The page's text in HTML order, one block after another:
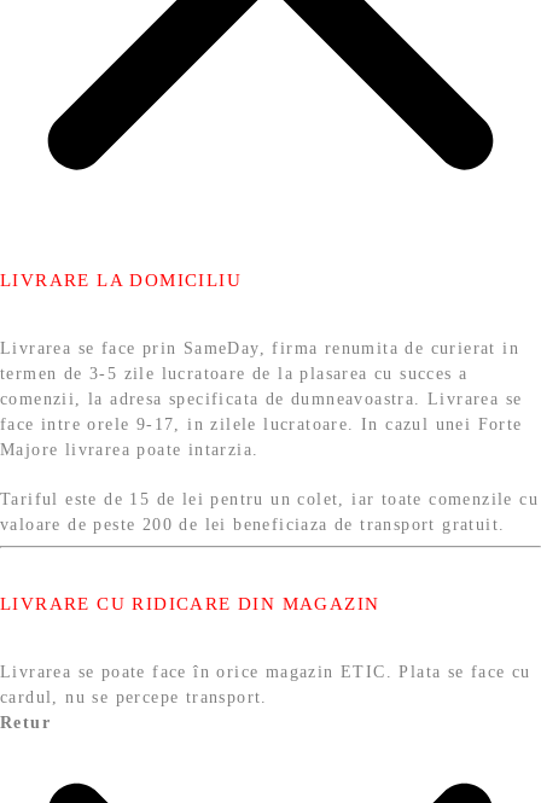
LIVRARE LA DOMICILIU
Livrarea se face prin SameDay, firma renumita de curierat in
termen de 3-5 zile lucratoare de la plasarea cu succes a
comenzii, la adresa specificata de dumneavoastra. Livrarea se
face intre orele 9-17, in zilele lucratoare. In cazul unei Forte
Majore livrarea poate intarzia.
Tariful este de 15 de lei pentru un colet, iar toate comenzile cu
valoare de peste 200 de lei beneficiaza de transport gratuit.
LIVRARE CU RIDICARE DIN MAGAZIN
Livrarea se poate face în orice magazin ETIC. Plata se face cu
cardul, nu se percepe transport.
Retur